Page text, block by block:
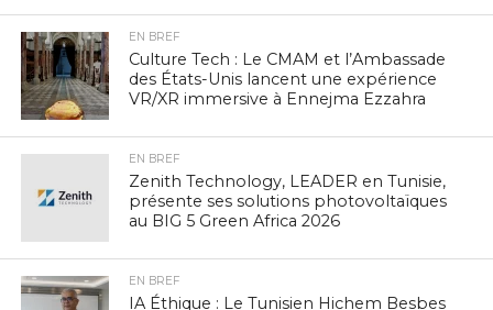
EN BREF
Culture Tech : Le CMAM et l’Ambassade
des États-Unis lancent une expérience
VR/XR immersive à Ennejma Ezzahra
EN BREF
Zenith Technology, LEADER en Tunisie,
présente ses solutions photovoltaïques
au BIG 5 Green Africa 2026
EN BREF
IA Éthique : Le Tunisien Hichem Besbes